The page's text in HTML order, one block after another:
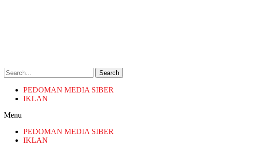
Search
PEDOMAN MEDIA SIBER
IKLAN
Menu
PEDOMAN MEDIA SIBER
IKLAN